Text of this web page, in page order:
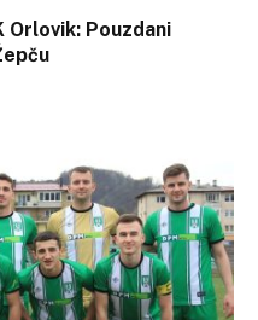
Orlovik: Pouzdani